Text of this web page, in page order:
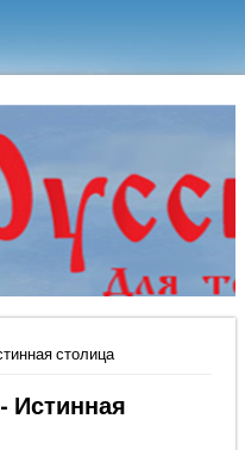
столица
Истинная